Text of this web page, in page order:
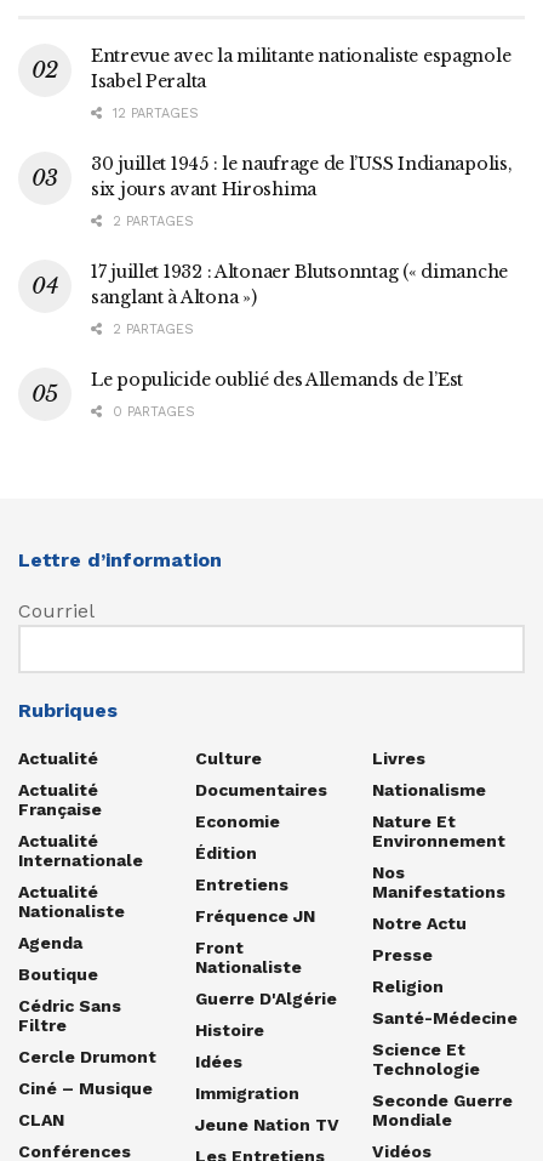
Entrevue avec la militante nationaliste espagnole
Isabel Peralta
12 PARTAGES
30 juillet 1945 : le naufrage de l’USS Indianapolis,
six jours avant Hiroshima
2 PARTAGES
17 juillet 1932 : Altonaer Blutsonntag (« dimanche
sanglant à Altona »)
2 PARTAGES
Le populicide oublié des Allemands de l’Est
0 PARTAGES
Lettre d’information
Courriel
Rubriques
Actualité
Actualité
Française
Actualité
Internationale
Actualité
Nationaliste
Agenda
Boutique
Cédric Sans
Filtre
Cercle Drumont
Ciné – Musique
CLAN
Conférences
Culture
Documentaires
Economie
Édition
Entretiens
Fréquence JN
Front
Nationaliste
Guerre D'Algérie
Histoire
Idées
Immigration
Jeune Nation TV
Les Entretiens
Livres
Nationalisme
Nature Et
Environnement
Nos
Manifestations
Notre Actu
Presse
Religion
Santé-Médecine
Science Et
Technologie
Seconde Guerre
Mondiale
Vidéos